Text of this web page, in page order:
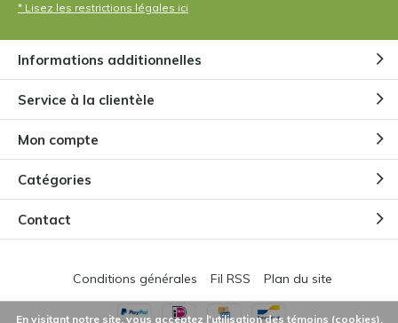
* Lisez les restrictions légales ici
Informations additionnelles
Service à la clientèle
Mon compte
Catégories
Contact
Conditions générales Fil RSS Plan du site
En visitant notre site, vous acceptez l'utilisation des témoins (cookies).